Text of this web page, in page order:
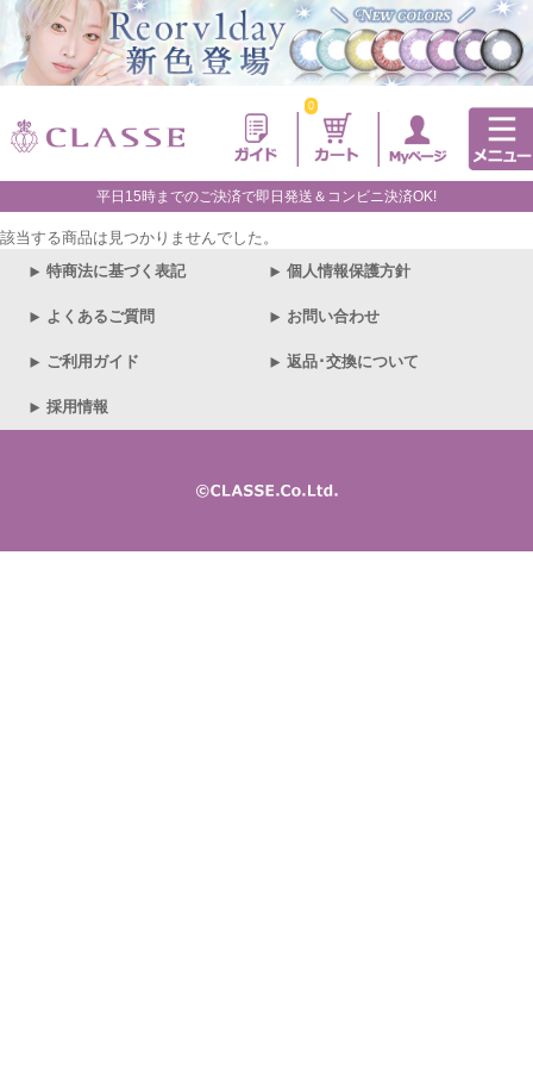
0
平日15時までのご決済で即日発送＆コンビニ決済OK!
該当する商品は見つかりませんでした。
特商法に基づく表記
個人情報保護方針
よくあるご質問 お問い合わせ
ご利用ガイド 返品･交換について
採用情報